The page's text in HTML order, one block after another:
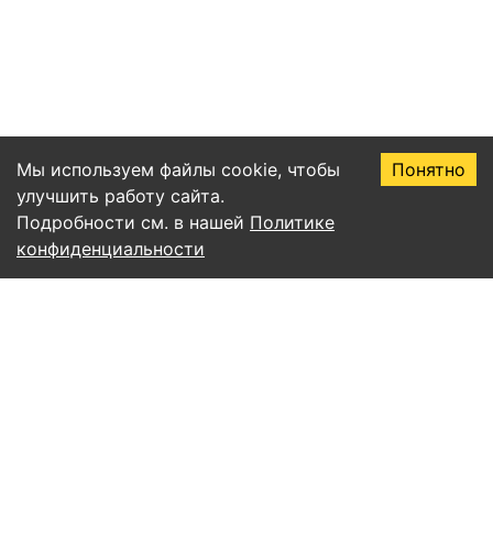
Мы используем файлы cookie, чтобы
улучшить работу сайта.
Подробности см. в нашей Политике
конфиденциальности
Понятно